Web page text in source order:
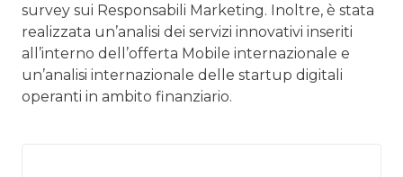
survey sui Responsabili Marketing. Inoltre, è stata
realizzata un’analisi dei servizi innovativi inseriti
all’interno dell’offerta Mobile internazionale e
un’analisi internazionale delle startup digitali
operanti in ambito finanziario.